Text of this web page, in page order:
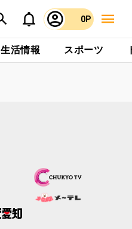
0P
生活情報 スポーツ